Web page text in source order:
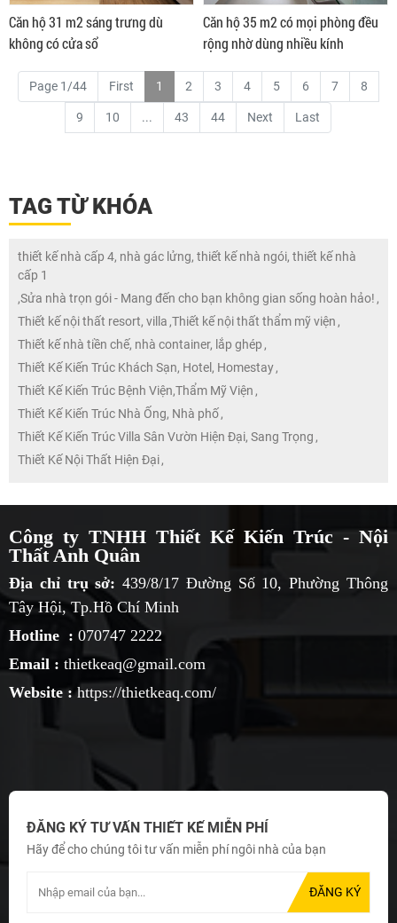
Căn hộ 31 m2 sáng trưng dù
không có cửa sổ
Căn hộ 35 m2 có mọi phòng đều
rộng nhờ dùng nhiều kính
Page 1/44 First 1 2 3 4 5 6 7 8
9 10 ... 43 44 Next Last
TAG TỪ KHÓA
thiết kế nhà cấp 4, nhà gác lửng, thiết kế nhà ngói, thiết kế nhà
cấp 1
,Sửa nhà trọn gói - Mang đến cho bạn không gian sống hoàn hảo! ,
Thiết kế nội thất resort, villa ,Thiết kế nội thất thẩm mỹ viện ,
Thiết kế nhà tiền chế, nhà container, lắp ghép ,
Thiết Kế Kiến Trúc Khách Sạn, Hotel, Homestay,
Thiết Kế Kiến Trúc Bệnh Viện,Thẩm Mỹ Viện ,
Thiết Kế Kiến Trúc Nhà Ống, Nhà phố,
Thiết Kế Kiến Trúc Villa Sân Vườn Hiện Đại, Sang Trọng ,
Thiết Kế Nội Thất Hiện Đại,
Công ty TNHH Thiết Kế Kiến Trúc - Nội
Thất Anh Quân
Địa chỉ trụ sở: 439/8/17 Đường Số 10, Phường Thông
Tây Hội, Tp.Hồ Chí Minh
Hotline : 070747 2222
Email : thietkeaq@gmail.com
Website : https://thietkeaq.com/
ĐĂNG KÝ TƯ VẤN THIẾT KẾ MIỄN PHÍ
Hãy để cho chúng tôi tư vấn miễn phí ngôi nhà của bạn